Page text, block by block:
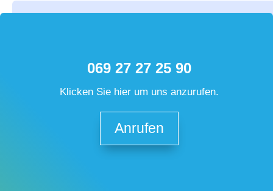
069 27 27 25 90
Klicken Sie hier um uns anzurufen.
Anrufen